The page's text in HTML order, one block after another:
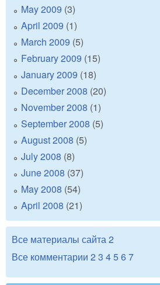
May 2009 (3)
April 2009 (1)
March 2009 (5)
February 2009 (15)
January 2009 (18)
December 2008 (20)
November 2008 (1)
September 2008 (5)
August 2008 (5)
July 2008 (8)
June 2008 (37)
May 2008 (54)
April 2008 (21)
Все материалы сайта 2
Все комментарии 2 3 4567